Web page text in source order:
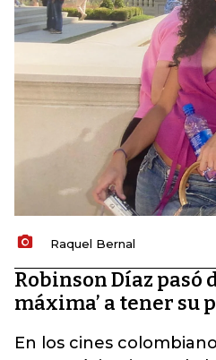
Raquel Bernal
Robinson Díaz pasó
máxima’ a tener su
En los cines